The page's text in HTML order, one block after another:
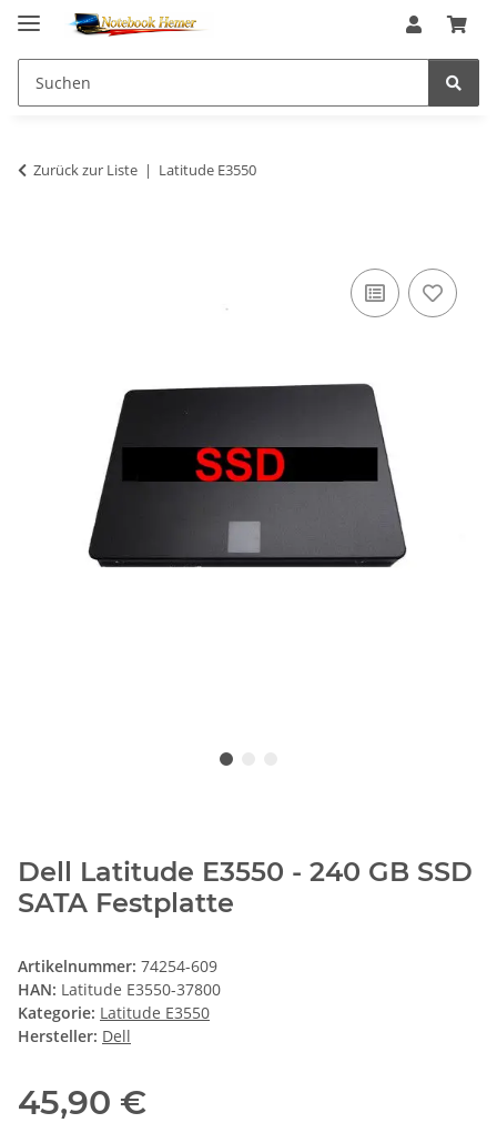
Zurück zur Liste Latitude E3550
Dell Latitude E3550 - 240 GB SSD
SATA Festplatte
Artikelnummer: 74254-609
HAN: Latitude E3550-37800
Kategorie: Latitude E3550
Hersteller: Dell
45,90 €